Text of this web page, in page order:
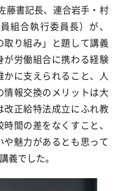
藤書記長、連合岩手・村
組合執行委員長）が、
取り組み」と題して講義
労働組合に携わる経験
に支えられること、人
情報交換のメリットは大
改正給特法成立にふれ教
間の差をなくすこと、
や魅力があるとも思って
義でした。